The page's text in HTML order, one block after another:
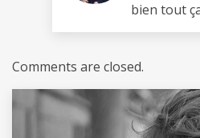
bien tout
Comments are closed.